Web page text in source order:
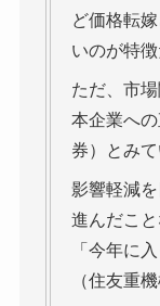
ど価格転
いのが特徴
ただ、市
本企業へ
券）とみて
影響軽減
進んだこ
「今年に
（住友重